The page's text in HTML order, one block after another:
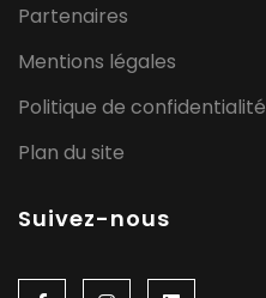
Partenaires
Mentions légales
Politique de confidentialité
Plan du site
Suivez-nous